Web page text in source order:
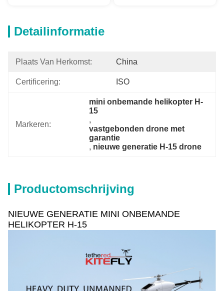
Detailinformatie
Plaats Van Herkomst: China
Certificering: ISO
Markeren:
mini onbemande helikopter H-
15
,
vastgebonden drone met
garantie
, nieuwe generatie H-15 drone
Productomschrijving
NIEUWE GENERATIE MINI ONBEMANDE
HELIKOPTER H-15